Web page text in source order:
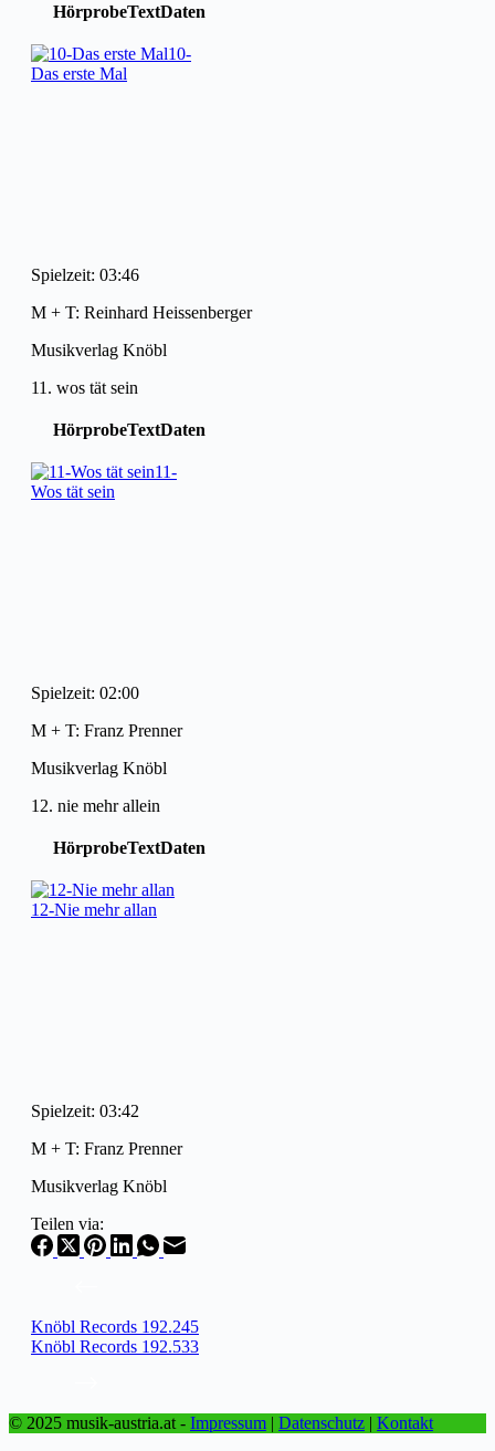
HörprobeTextDaten
10-
Das erste Mal
Spielzeit: 03:46
M + T: Reinhard Heissenberger
Musikverlag Knöbl
11. wos tät sein
HörprobeTextDaten
11-
Wos tät sein
Spielzeit: 02:00
M + T: Franz Prenner
Musikverlag Knöbl
12. nie mehr allein
HörprobeTextDaten
12-Nie mehr allan
Spielzeit: 03:42
M + T: Franz Prenner
Musikverlag Knöbl
Teilen via:
Knöbl Records 192.245
Knöbl Records 192.533
© 2025 musik-austria.at - Impressum | Datenschutz | Kontakt